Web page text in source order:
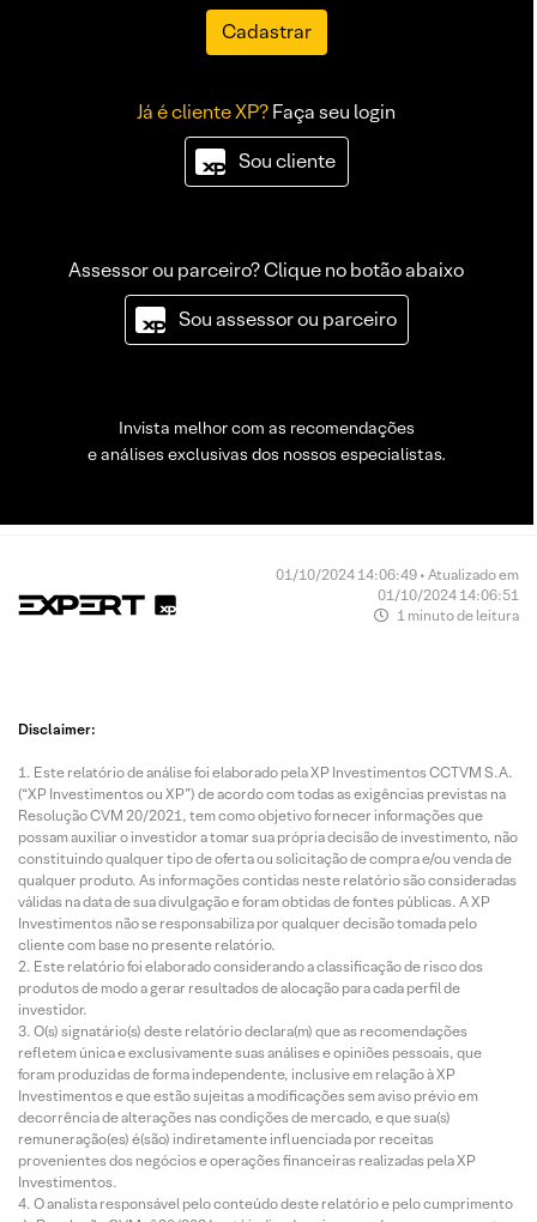
Cadastrar
Já é cliente XP?Faça seu login
Sou cliente
Assessor ou parceiro? Clique no botão abaixo
Sou assessor ou parceiro
Invista melhor com as recomendações
e análises exclusivas dos nossos especialistas.
01/10/2024 14:06:49 • Atualizado em
01/10/2024 14:06:51
1 minuto de leitura
Disclaimer:
Este relatório de análise foi elaborado pela XP Investimentos CCTVM S.A.
(“XP Investimentos ou XP”) de acordo com todas as exigências previstas na
Resolução CVM 20/2021, tem como objetivo fornecer informações que
possam auxiliar o investidor a tomar sua própria decisão de investimento, não
constituindo qualquer tipo de oferta ou solicitação de compra e/ou venda de
qualquer produto. As informações contidas neste relatório são consideradas
válidas na data de sua divulgação e foram obtidas de fontes públicas. A XP
Investimentos não se responsabiliza por qualquer decisão tomada pelo
cliente com base no presente relatório.
Este relatório foi elaborado considerando a classificação de risco dos
produtos de modo a gerar resultados de alocação para cada perfil de
investidor.
O(s) signatário(s) deste relatório declara(m) que as recomendações
refletem única e exclusivamente suas análises e opiniões pessoais, que
foram produzidas de forma independente, inclusive em relação à XP
Investimentos e que estão sujeitas a modificações sem aviso prévio em
decorrência de alterações nas condições de mercado, e que sua(s)
remuneração(es) é(são) indiretamente influenciada por receitas
provenientes dos negócios e operações financeiras realizadas pela XP
Investimentos.
O analista responsável pelo conteúdo deste relatório e pelo cumprimento